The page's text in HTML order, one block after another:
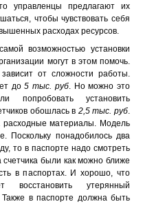
управленцы предлагают их
чтобы чувствовать себя
расходах ресурсов.
возможностью установки
могут в этом помочь.
от сложности работы.
до5 тыс. руб. Но можно это
установить
обошлась в 2,5 тыс. руб.
расходные материалы. Модель
Поскольку понадобилось два
то в паспорте надо смотреть
были как можно ближе
в паспортах. И хорошо, что
восстановить утерянный
Также в паспорте должна быть